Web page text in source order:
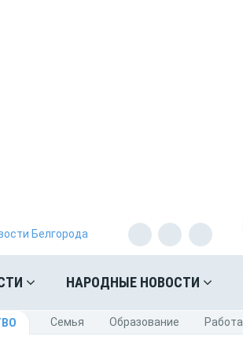
Белгорода
НАРОДНЫЕ НОВОСТИ
Cемья Oбразование Pабота